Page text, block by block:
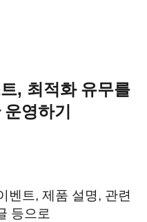
, 최적화 유무를
영하기
벤트, 제품 설명, 관련
등으로